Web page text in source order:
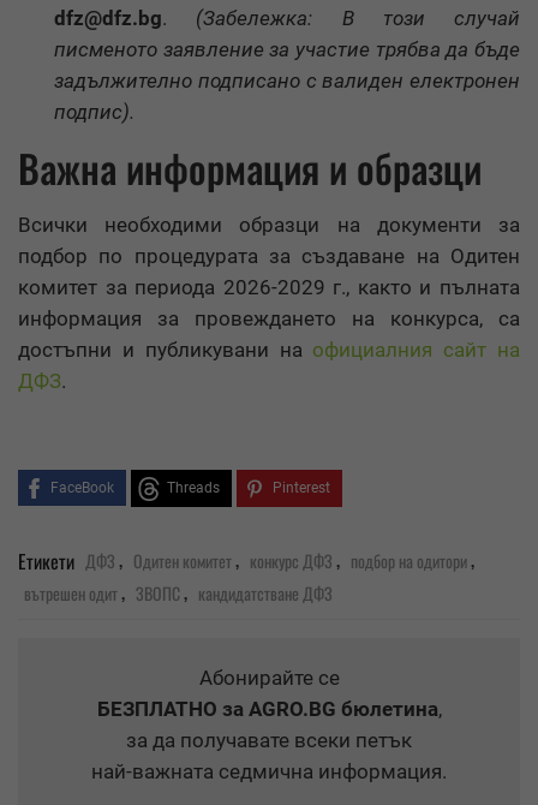
dfz@dfz.bg. (Забележка: В този случай
писменото заявление за участие трябва да бъде
задължително подписано с валиден електронен
подпис).
Важна информация и образци
Всички необходими образци на документи за
подбор по процедурата за създаване на Одитен
комитет за периода 2026-2029 г., както и пълната
информация за провеждането на конкурса, са
достъпни и публикувани на официалния сайт на
ДФЗ.
FaceBook Threads Pinterest
Етикети ДФЗ, Одитен комитет, конкурс ДФЗ, подбор на одитори,
вътрешен одит, ЗВОПС, кандидатстване ДФЗ
Абонирайте се
БЕЗПЛАТНО за AGRO.BG бюлетина,
за да получавате всеки петък
най-важната седмична информация.